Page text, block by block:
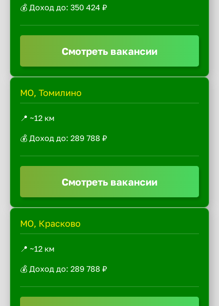
💰 Доход до: 350 424 ₽
Смотреть вакансии
МО, Томилино
📍 ~12 км
💰 Доход до: 289 788 ₽
Смотреть вакансии
МО, Красково
📍 ~12 км
💰 Доход до: 289 788 ₽